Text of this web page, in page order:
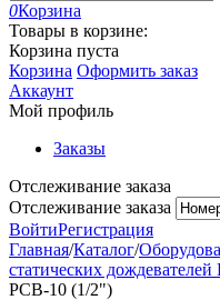
0Корзина
Товары в корзине:
Корзина пуста
Корзина Оформить заказ
Аккаунт
Мой профиль
Заказы
Отслеживание заказа
Отслеживание заказа
ВойтиРегистрация
Главная/Каталог/
статических
PCB-10 (1/2")